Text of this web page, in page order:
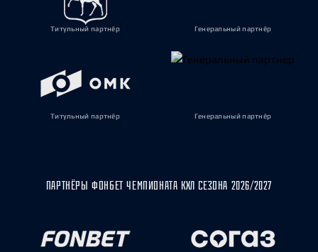
Титульный партнёр Генеральный партнёр
Титульный партнёр Генеральный партнёр
ПАРТНЁРЫ ФОНБЕТ ЧЕМПИОНАТА КХЛ СЕЗОНА 2026/2027